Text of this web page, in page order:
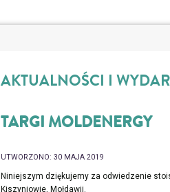
AKTUALNOŚCI I
TARGI MOLDENERGY
UTWORZONO: 30 MAJA 2019
Niniejszym dziękujemy za odwiedzenie
Kiszyniowie, Mołdawii.